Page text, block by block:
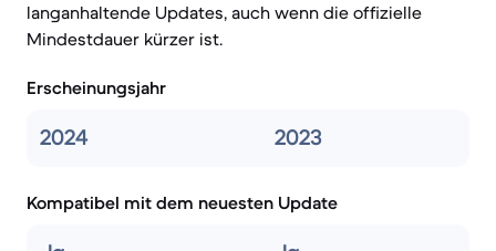
langanhaltende Updates, auch wenn die offizielle
Mindestdauer kürzer ist.
Erscheinungsjahr
2024 2023
Kompatibel mit dem neuesten Update